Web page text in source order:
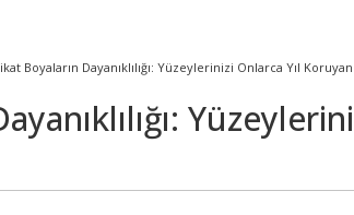
Boyaların Dayanıklılığı: Yüzeylerinizi Onlarca Yıl